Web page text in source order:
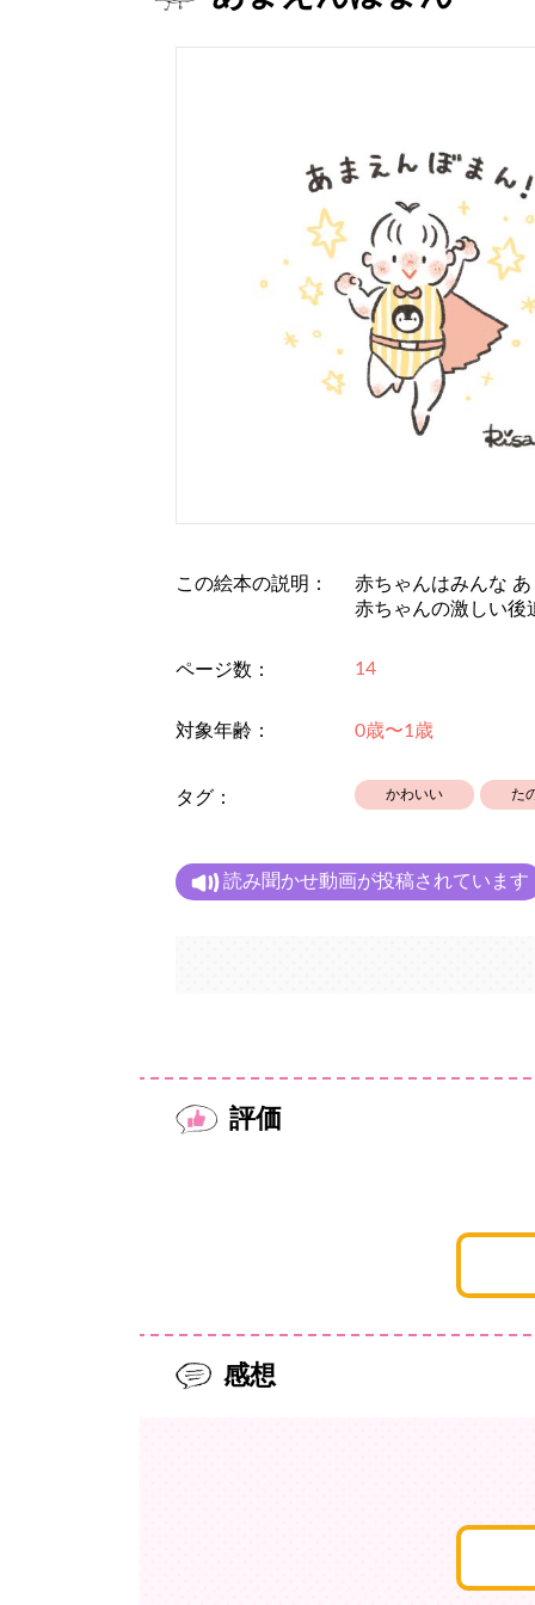
この絵本の説明：
赤ちゃんはみんな
赤ちゃんの激しい後
ページ数： 14
対象年齢： 0歳〜1歳
タグ： かわいい た
読み聞かせ動画が投稿されています
評価
感想